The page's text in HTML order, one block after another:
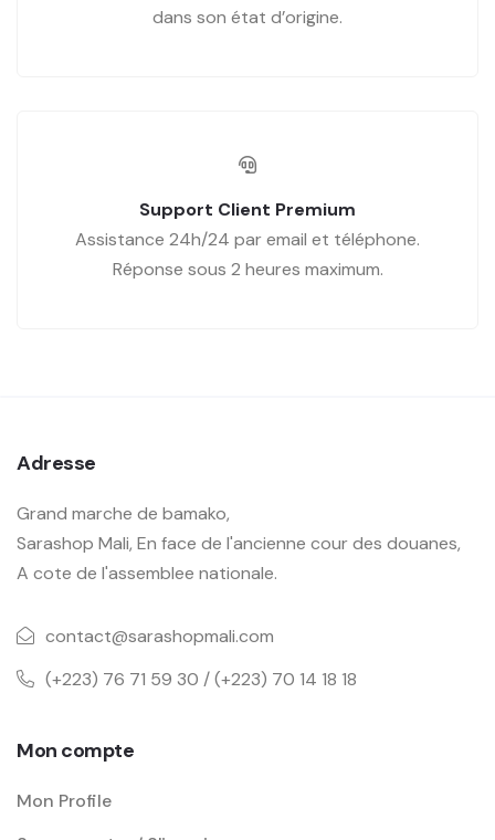
dans son état d’origine.
Support Client Premium
Assistance 24h/24 par email et téléphone.
Réponse sous 2 heures maximum.
Adresse
Grand marche de bamako,
Sarashop Mali, En face de l'ancienne cour des douanes,
A cote de l'assemblee nationale.
contact@sarashopmali.com
(+223) 76 71 59 30 / (+223) 70 14 18 18
Mon compte
Mon Profile